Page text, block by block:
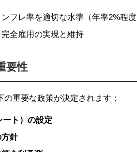
ンフレ率を適切な水準（年率2%程
全雇用の実現と維持
要性
の重要な政策が決定されます：
ート）の設定
針